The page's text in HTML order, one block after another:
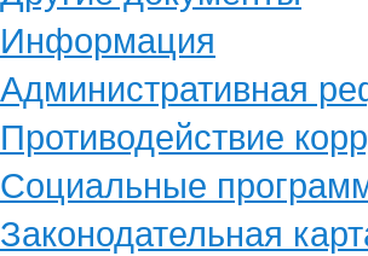
Информация
Административная
Противодействие
Социальные
Законодательная